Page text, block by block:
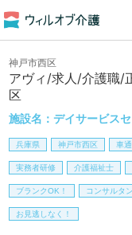
アヴィ/求人/介護職/
区
施設名：デイサービス
神戸市西区
兵庫県 神戸市西区 車
実務者研修 介護福祉士
ブランクOK！ コンサルタ
お見逃しなく！